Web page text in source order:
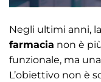
Negli ultimi anni, la
farmacia non è
funzionale, ma
L’obiettivo non è